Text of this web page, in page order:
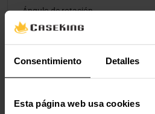
Consentimiento Detalles
Esta página web usa cookies
Ángulo de rotación
Diseño
Color del producto